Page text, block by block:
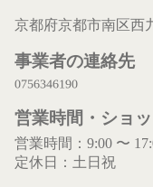
京都府京都市南区西
事業者の連絡先
営業時間・ショ
営業時間：9:00 〜
定休日：土日祝